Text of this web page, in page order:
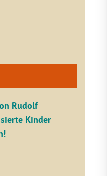
Rudolf
Kinder